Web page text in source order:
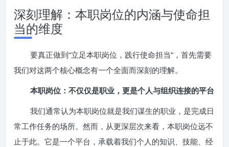
深刻理解：本职岗位的内涵与使命担
当的维度
要真正做到“立足本职岗位，践行使命担当”，首先需要
我们对这两个核心概念有一个全面而深刻的理解。
本职岗位：不仅仅是职业，更是个人与组织连接的平台
我们通常认为本职岗位就是我们谋生的职业，是完成日
常工作任务的场所。然而，从更深层次来看，本职岗位远不
止于此。它是一个平台，承载着我们个人的知识、技能、经